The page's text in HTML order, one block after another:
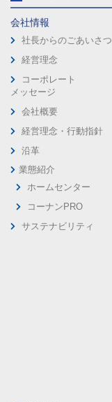
会社情報
社長からのごあいさつ
経営理念
コーポレート
メッセージ
会社概要
経営理念・行動指針
沿革
業態紹介
ホームセンター
コーナンPRO
サステナビリティ